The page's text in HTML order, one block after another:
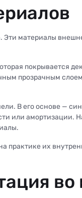
Эти материалы
покрывается
прозрачным
В его основе —
или амортизации.
практике их